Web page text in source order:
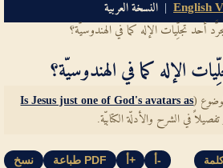
English
| النسخة العربية
أحد تجلِّيات الإله كما في الهندوسيّة؟
الإله كما في الهندوسيّة؟
(
Is Jesus just one of God's avatars as
في الشرح والأدلّة الكتابيّة.
نسخ طباعة PDF أ+ أ-